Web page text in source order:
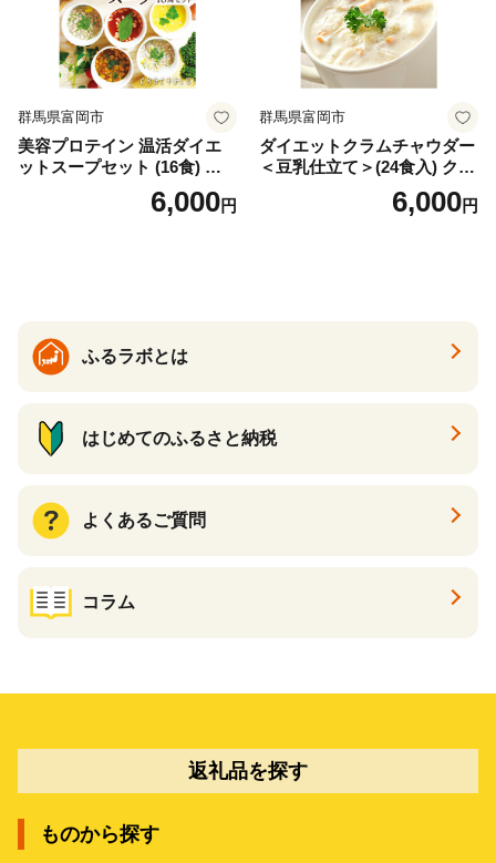
群馬県富岡市
美容プロテイン 温活ダイエ
ットスープセット (16食) 小
分け スープ 食べ比べ セット
詰合せ クラムチャウダー チ
6,000円
群馬県富岡市
ダイエットクラムチャウダー
＜豆乳仕立て＞(24食入) クラ
ムチャウダー 豆乳 ダイエッ
ト スープ プロテイン たんぱ
6,000円
ふるラボとは
はじめてのふるさと納税
よくあるご質問
コラム
返礼品を探す
ものから探す